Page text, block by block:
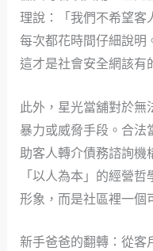
理說：「我們不希望客
每次都花時間仔細說明
這才是社會安全網該有
此外，星光當舖對於無
暴力或威脅手段。合法
助客人轉介債務諮詢機
「以人為本」的經營
形象，而是社區裡一個
新手爸爸的翻轉：從客